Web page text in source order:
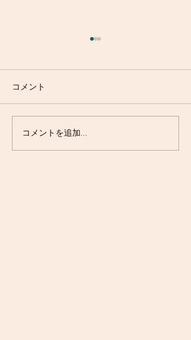
ポッピング・マンゴーパ
ルフェ
コメント
コメントを追加…